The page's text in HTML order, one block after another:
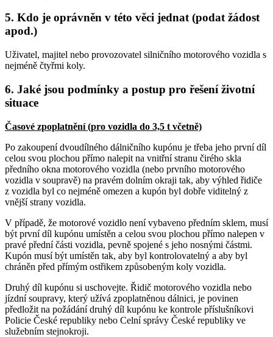
5. Kdo je oprávněn v této věci jednat (podat žádost
apod.)
Uživatel, majitel nebo provozovatel silničního motorového vozidla s
nejméně čtyřmi koly.
6. Jaké jsou podmínky a postup pro řešení životní
situace
Časové zpoplatnění (pro vozidla do 3,5 t včetně)
Po zakoupení dvoudílného dálničního kupónu je třeba jeho první díl
celou svou plochou přímo nalepit na vnitřní stranu čirého skla
předního okna motorového vozidla (nebo prvního motorového
vozidla v soupravě) na pravém dolním okraji tak, aby výhled řidiče
z vozidla byl co nejméně omezen a kupón byl dobře viditelný z
vnější strany vozidla.
V případě, že motorové vozidlo není vybaveno předním sklem, musí
být první díl kupónu umístěn a celou svou plochou přímo nalepen v
pravé přední části vozidla, pevně spojené s jeho nosnými částmi.
Kupón musí být umístěn tak, aby byl kontrolovatelný a aby byl
chráněn před přímým ostřikem způsobeným koly vozidla.
Druhý díl kupónu si uschovejte. Řidič motorového vozidla nebo
jízdní soupravy, který užívá zpoplatněnou dálnici, je povinen
předložit na požádání druhý díl kupónu ke kontrole příslušníkovi
Policie České republiky nebo Celní správy České republiky ve
služebním stejnokroji.